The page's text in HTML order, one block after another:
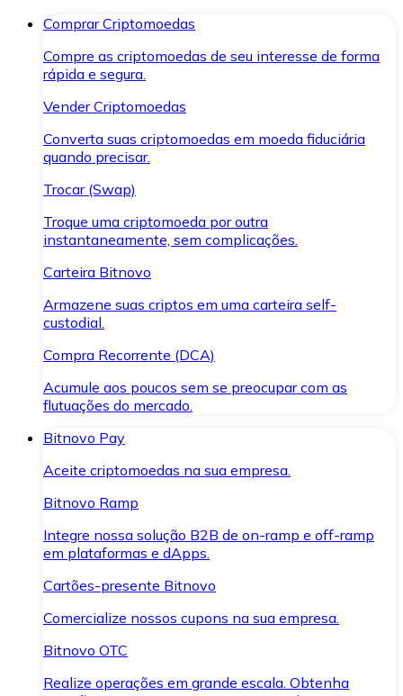
Comprar Criptomoedas
Compre as criptomoedas de seu interesse de forma
rápida e segura.
Vender Criptomoedas
Converta suas criptomoedas em moeda fiduciária
quando precisar.
Trocar (Swap)
Troque uma criptomoeda por outra
instantaneamente, sem complicações.
Carteira Bitnovo
Armazene suas criptos em uma carteira self-
custodial.
Compra Recorrente (DCA)
Acumule aos poucos sem se preocupar com as
flutuações do mercado.
Bitnovo Pay
Aceite criptomoedas na sua empresa.
Bitnovo Ramp
Integre nossa solução B2B de on-ramp e off-ramp
em plataformas e dApps.
Cartões-presente Bitnovo
Comercialize nossos cupons na sua empresa.
Bitnovo OTC
Realize operações em grande escala. Obtenha